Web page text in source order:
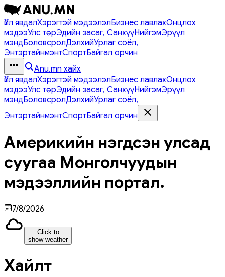
Үйл явдалХэрэгтэй мэдээлэлБизнес лавлахОнцлох
мэдээУлс төрЭдийн засаг, СанхүүНийгэмЭрүүл
мэндБоловсролДэлхийУрлаг соёл,
ЭнтэртайнмэнтСпортБайгал орчин
Anu.mn хайх
Үйл явдалХэрэгтэй мэдээлэлБизнес лавлахОнцлох
мэдээУлс төрЭдийн засаг, СанхүүНийгэмЭрүүл
мэндБоловсролДэлхийУрлаг соёл,
ЭнтэртайнмэнтСпортБайгал орчин
Америкийн нэгдсэн улсад
суугаа Монголчуудын
мэдээллийн портал.
7/8/2026
Click to
show weather
Хайлт